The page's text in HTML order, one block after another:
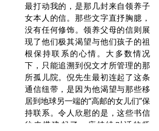
最打动我的，是那几封来自领养子
女本人的信。那些文字直抒胸臆，
没有任何修饰。领养父母的信则展
现了他们极其渴望与他们孩子的祖
根保持联系的心情。大多数情况
下，只能追溯到倪文才所管理的那
所孤儿院。倪先生最初连起了这条
通信纽带，是因为他渴望与那些移
居到地球另一端的“高邮的女儿们”保
持联系。令人欣慰的是，这些书信
往来搭建起了一座持续对话的桥